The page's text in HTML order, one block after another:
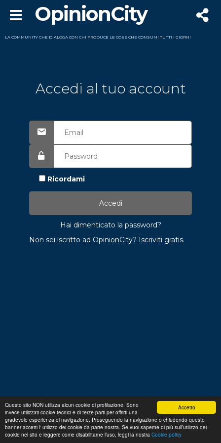
Accetto
Questo sito NON utilizza alcun cookie di profilazione. Sono
invece utilizzati cookie tecnici e di terze parti per offrirti una
gradevole esperienza di navigazione. Proseguendo la navigazione o chiudendo questo
banner accetti l' utilizzo dei cookie da parte nostra. Se vuoi saperne di più sull’utilizzo dei
cookie nel sito e leggere come disabilitarne l’uso, leggi la nostra Cookie policy
OpinionCity
LA COMMUNITY CHE DIALOGA CON CHI PRODUCE LE COSE CHE CONSUMI TUTTI I GIORNI
Accedi al tuo account
Ricordami
Hai dimenticato la password?
Non sei iscritto ad OpinionCity? Iscriviti gratis.
Regolamento Privacy Domande frequenti
Cookie
policy
p. iva 13356630155
Copyright © 2026 Advance S.r.L.